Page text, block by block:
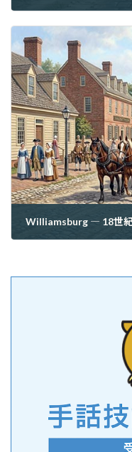
Williamsburg ― 18世